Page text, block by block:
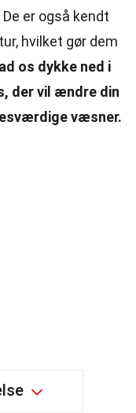
De er også kendt
hvilket gør dem
os dykke ned i
der vil ændre din
væsner.